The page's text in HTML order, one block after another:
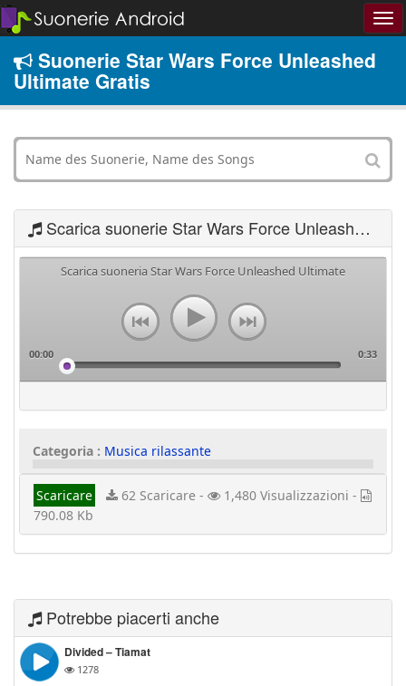
Suonerie Star Wars Force Unleashed
Ultimate Gratis
Scarica suonerie Star Wars Force Unleashed Ultimate
Scarica suoneria Star Wars Force Unleashed Ultimate
00:00 0:33
Categoria : Musica rilassante
Scaricare 62 Scaricare -
1,480 Visualizzazioni -
790.08 Kb
Potrebbe piacerti anche
Divided – Tiamat
1278